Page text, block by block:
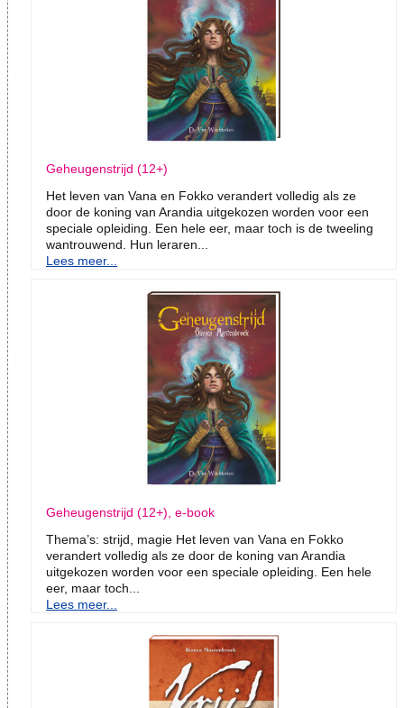
Geheugenstrijd (12+)
Het leven van Vana en Fokko verandert volledig als ze
door de koning van Arandia uitgekozen worden voor een
speciale opleiding. Een hele eer, maar toch is de tweeling
wantrouwend. Hun leraren...
Lees meer...
Geheugenstrijd (12+), e-book
Thema’s: strijd, magie Het leven van Vana en Fokko
verandert volledig als ze door de koning van Arandia
uitgekozen worden voor een speciale opleiding. Een hele
eer, maar toch...
Lees meer...